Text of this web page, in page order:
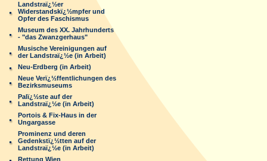
Landstraï¿½er
Widerstandskï¿½mpfer und
Opfer des Faschismus
Museum des XX. Jahrhunderts
- "das Zwanzgerhaus"
Musische Vereinigungen auf
der Landstraï¿½e (in Arbeit)
Neu-Erdberg (in Arbeit)
Neue Verï¿½ffentlichungen des
Bezirksmuseums
Palï¿½ste auf der
Landstraï¿½e (in Arbeit)
Portois & Fix-Haus in der
Ungargasse
Prominenz und deren
Gedenkstï¿½tten auf der
Landstraï¿½e (in Arbeit)
Rettung Wien